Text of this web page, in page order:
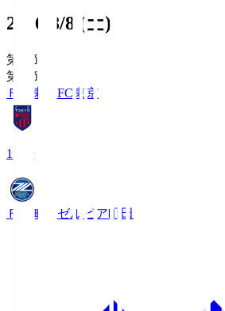
2026/8/8 (土)
第1節
第1節
ＦＣ東京 FC東京
19:00
ＦＣ町田ゼルビア町田